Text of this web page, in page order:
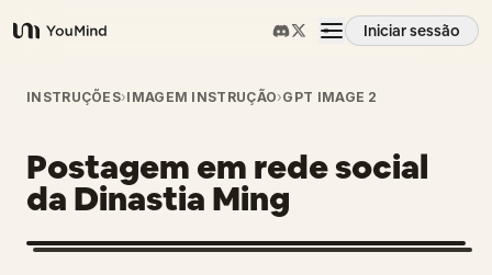
YouMind
Iniciar sessão
Visão geral
Casos de uso
Habilidades
INSTRUÇÕES›IMAGEM INSTRUÇÃO›GPT IMAGE 2
Postagem em rede social
da Dinastia Ming